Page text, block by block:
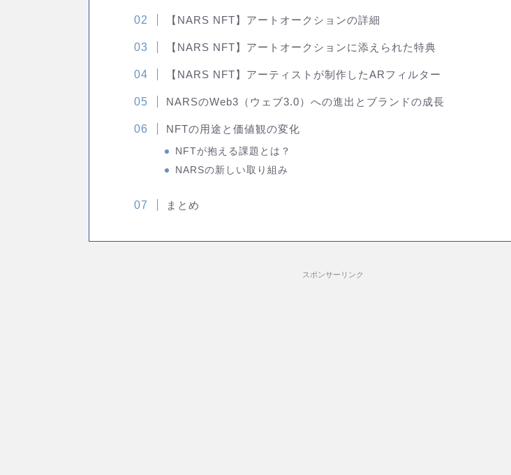
【NARS NFT】アートオークションの詳細
【NARS NFT】アートオークションに添えられた特典
【NARS NFT】アーティストが制作したARフィルター
NARSのWeb3（ウェブ3.0）への進出とブランドの成長
NFTの用途と価値観の変化
NFTが抱える課題とは？
NARSの新しい取り組み
まとめ
スポンサーリンク